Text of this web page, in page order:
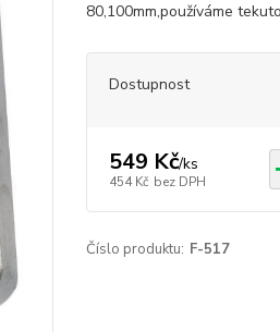
80,100mm,používáme
Dostupnost
549 Kč/ks
454 Kč bez DPH
Číslo produktu: F-517